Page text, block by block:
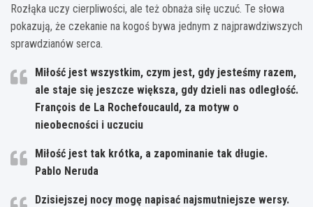
Rozłąka uczy cierpliwości, ale też obnaża siłę uczuć. Te słowa
pokazują, że czekanie na kogoś bywa jednym z najprawdziwszych
sprawdzianów serca.
Miłość jest wszystkim, czym jest, gdy jesteśmy razem,
ale staje się jeszcze większa, gdy dzieli nas odległość.
François de La Rochefoucauld, za motyw o
nieobecności i uczuciu
Miłość jest tak krótka, a zapominanie tak długie.
Pablo Neruda
Dzisiejszej nocy mogę napisać najsmutniejsze wersy.